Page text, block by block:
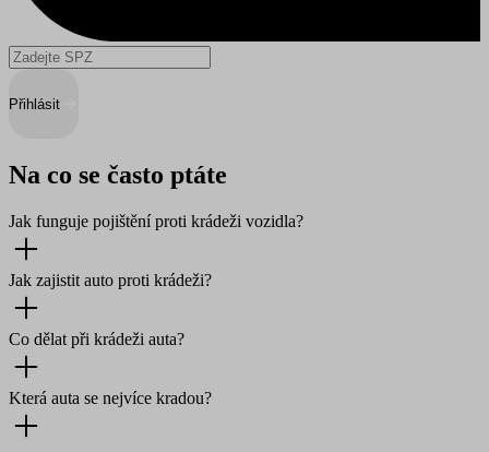
Přihlásit
Na co se často ptáte
Jak funguje pojištění proti krádeži vozidla?
Jak zajistit auto proti krádeži?
Co dělat při krádeži auta?
Která auta se nejvíce kradou?